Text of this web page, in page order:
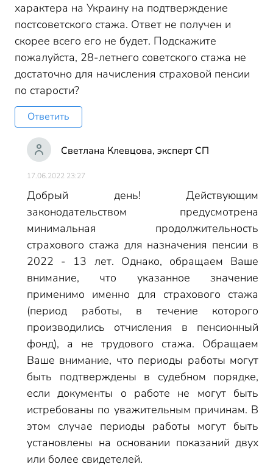
характера на Украину на подтверждение
постсоветского стажа. Ответ не получен и
скорее всего его не будет. Подскажите
пожалуйста, 28-летнего советского стажа не
достаточно для начисления страховой пенсии
по старости?
Ответить
Светлана Клевцова, эксперт СП
17.06.2022 23:27
Добрый день! Действующим
законодательством предусмотрена
минимальная продолжительность
страхового стажа для назначения пенсии в
2022 - 13 лет. Однако, обращаем Ваше
внимание, что указанное значение
применимо именно для страхового стажа
(период работы, в течение которого
производились отчисления в пенсионный
фонд), а не трудового стажа. Обращаем
Ваше внимание, что периоды работы могут
быть подтверждены в судебном порядке,
если документы о работе не могут быть
истребованы по уважительным причинам. В
этом случае периоды работы могут быть
установлены на основании показаний двух
или более свидетелей.